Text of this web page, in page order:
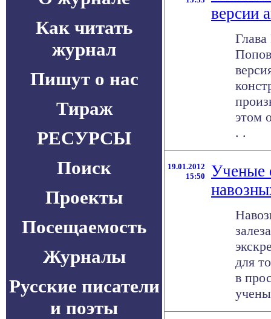
Как читать
журнал
Пишут о нас
Тираж
РЕСУРСЫ
Поиск
Проекты
Посещаемость
Журналы
Русские писатели
и поэты
версии
этом
. .
19.01.2012
15:50
Ученые
для
в